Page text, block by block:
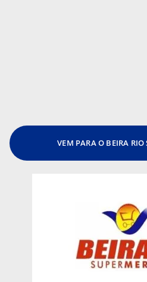
VEM PARA O BEIRA RIO